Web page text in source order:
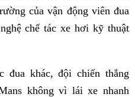
của vận động viên đua
chế tác xe hơi kỹ thuật
đua khác, đội chiến thắng
không vì lái xe nhanh